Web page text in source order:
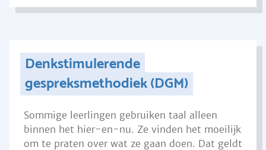
Denkstimulerende
gespreksmethodiek (DGM)
Sommige leerlingen gebruiken taal alleen
binnen het hier-en-nu. Ze vinden het moeilijk
om te praten over wat ze gaan doen. Dat geldt